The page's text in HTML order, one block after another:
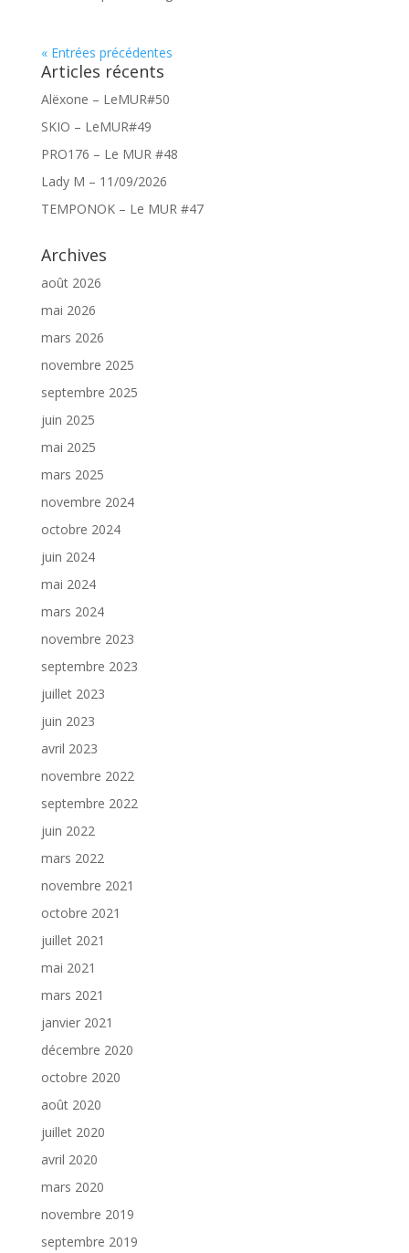
« Entrées précédentes
Articles récents
Alëxone – LeMUR#50
SKIO – LeMUR#49
PRO176 – Le MUR #48
Lady M – 11/09/2026
TEMPONOK – Le MUR #47
Archives
août 2026
mai 2026
mars 2026
novembre 2025
septembre 2025
juin 2025
mai 2025
mars 2025
novembre 2024
octobre 2024
juin 2024
mai 2024
mars 2024
novembre 2023
septembre 2023
juillet 2023
juin 2023
avril 2023
novembre 2022
septembre 2022
juin 2022
mars 2022
novembre 2021
octobre 2021
juillet 2021
mai 2021
mars 2021
janvier 2021
décembre 2020
octobre 2020
août 2020
juillet 2020
avril 2020
mars 2020
novembre 2019
septembre 2019